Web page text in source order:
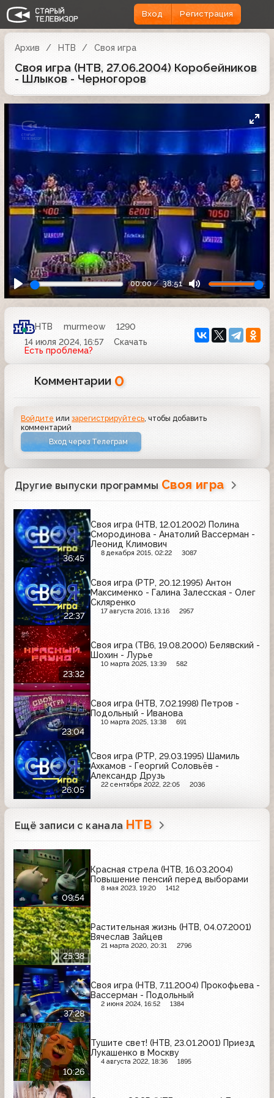
Вход Регистрация
Архив НТВ Своя игра
Своя игра (НТВ, 27.06.2004) Коробейников
- Шлыков - Черногоров
00:00 38:51
НТВ murmeow
1290
14 июля 2024, 16:57
Скачать
Есть проблема?
Комментарии 0
Войдите илизарегистрируйтесь , чтобы добавить
комментарий
Вход через Телеграм
Другие выпуски программы Своя игра
36:45
Своя игра (НТВ, 12.01.2002) Полина
Смородинова - Анатолий Вассерман -
Леонид Климович
8 декабря 2015, 02:22 3087
22:37
Своя игра (РТР, 20.12.1995) Антон
Максименко - Галина Залесская - Олег
Скляренко
17 августа 2016, 13:16 2957
23:32
Своя игра (ТВ6, 19.08.2000) Белявский -
Шохин - Лурье
10 марта 2025, 13:39 582
23:04
Своя игра (НТВ, 7.02.1998) Петров -
Подольный - Иванова
10 марта 2025, 13:38 691
26:05
Своя игра (РТР, 29.03.1995) Шамиль
Ахкамов - Георгий Соловьёв -
Александр Друзь
22 сентября 2022, 22:05 2036
Ещё записи с канала НТВ
09:54
Красная стрела (НТВ, 16.03.2004)
Повышение пенсий перед выборами
8 мая 2023, 19:20 1412
25:38
Растительная жизнь (НТВ, 04.07.2001)
Вячеслав Зайцев
21 марта 2020, 20:31 2796
37:28
Своя игра (НТВ, 7.11.2004) Прокофьева -
Вассерман - Подольный
2 июня 2024, 16:52 1384
10:26
Тушите свет! (НТВ, 23.01.2001) Приезд
Лукашенко в Москву
4 августа 2022, 18:36 1895